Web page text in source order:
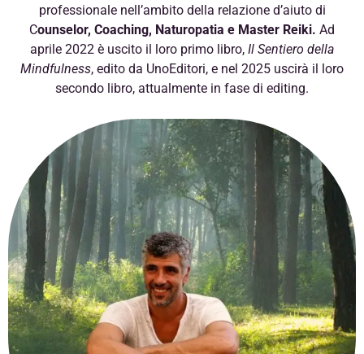
professionale nell’ambito della relazione d’aiuto di
Counselor, Coaching, Naturopatia e Master Reiki. Ad
aprile 2022 è uscito il loro primo libro, Il Sentiero della
Mindfulness, edito da UnoEditori, e nel 2025 uscirà il loro
secondo libro, attualmente in fase di editing.